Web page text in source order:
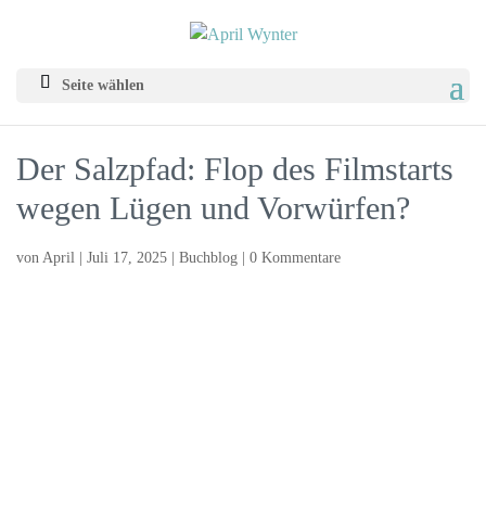
Seite wählen
Der Salzpfad: Flop des Filmstarts
wegen Lügen und Vorwürfen?
von April Juli 17, 2025 Buchblog 0 Kommentare